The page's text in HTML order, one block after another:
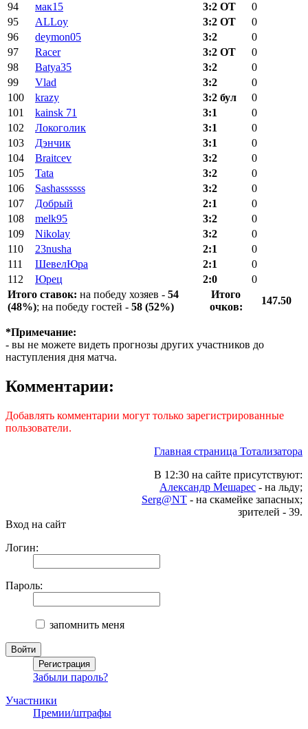
94
мак15 3:2 ОТ
0
95
ALLoy 3:2 ОТ
0
96
deymon05 3:2
0
97
Racer 3:2 ОТ
0
98
Batya35 3:2
0
99
Vlad 3:2
0
100
krazy 3:2 бул
0
101
kainsk 71 3:1
0
102
Локоголик 3:1
0
103
Дэнчик 3:1
0
104
Braitcev 3:2
0
105
Tata 3:2
0
106
Sashassssss 3:2
0
107
Добрый 2:1
0
108
melk95 3:2
0
109
Nikolay 3:2
0
110
23nusha 2:1
0
111
ШевелЮра 2:1
0
112
Юрец 2:0
0
Итого ставок: на победу хозяев - 54
(48%); на победу гостей - 58 (52%)
Итого
очков:
147.50
*Примечание:
- вы не можете видеть прогнозы других участников до
наступления дня матча.
Комментарии:
Добавлять комментарии могут только зарегистрированные
пользователи.
Главная страница Тотализатора
В 12:30 на сайте присутствуют:
Александр Мешарес - на льду;
Serg@NT - на скамейке запасных;
зрителей - 39.
Вход на сайт
Логин:
Пароль:
запомнить меня
Забыли пароль?
Участники
Премии/штрафы